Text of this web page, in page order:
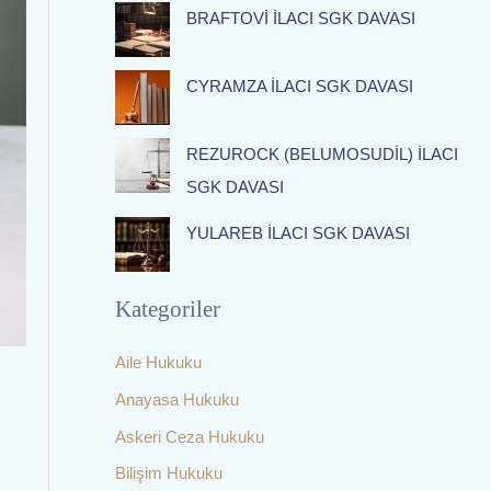
f
o
r
BRAFTOVİ İLACI SGK DAVASI
CYRAMZA İLACI SGK DAVASI
REZUROCK (BELUMOSUDİL) İLACI
SGK DAVASI
YULAREB İLACI SGK DAVASI
Kategoriler
Aile Hukuku
Anayasa Hukuku
Askeri Ceza Hukuku
Bilişim Hukuku